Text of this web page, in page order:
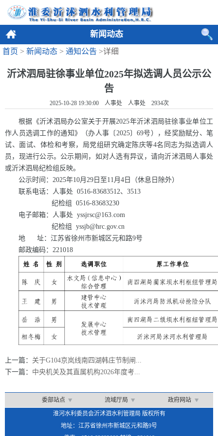
新闻动态
首页 > 新闻动态 > 通知公告 >详细
沂沭泗局驻徐事业单位2025年拟选调人员公示公
告
2025-10-28 19:30:00 人事处 人事处 2934次
根据《沂沭泗局办公室关于开展2025年沂沭泗局驻徐事业单位工
作人员选调工作的通知》（办人事〔2025〕69号），经奖励赋分、笔
试、面试、体检和考察，局党组研究确定陈庆等4名同志为拟选调人
员，现进行公示。公示期间，如对人选有异议，请向沂沭泗局人事处
或沂沭泗局纪检组反映。
公示时间：2025年10月29日至11月4日（休息日除外）
联系电话：人事处 0516-83683512、3513
纪检组 0516-83683230
电子邮箱：人事处 yssjrsc@163.com
纪检组 yssjb@hrc.gov.cn
地 址：江苏省徐州市新城区元和路9号
邮政编码：221018
上一篇： 关于G104京岚线南四湖韩庄节制闸...
下一篇： 中央机关及其直属机构2026年度考...
委部站点 流域厅局
政府网站
淮河水利委员会沂沭泗水利管理局 版权所有
地址：江苏省徐州市新城区元和路9号